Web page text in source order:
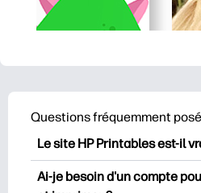
Questions fréquemment
Le site HP Printables est-il
HP Printables propose plus
documents imprimables
Ai-je besoin d'un compte